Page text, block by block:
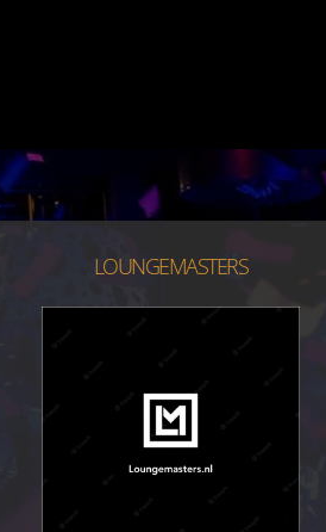
LOUNGEMASTERS